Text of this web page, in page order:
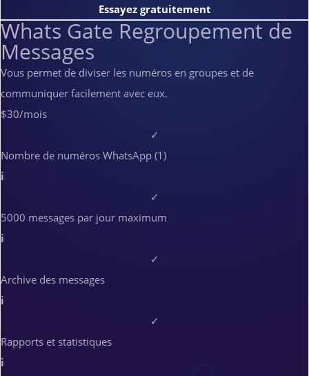
Essayez gratuitement
Whats Gate Regroupement de
Messages
Vous permet de diviser les numéros en groupes et de
communiquer facilement avec eux.
$30/mois
✓
Nombre de numéros WhatsApp (1)
i
✓
5000 messages par jour maximum
i
✓
Archive des messages
i
✓
Rapports et statistiques
i